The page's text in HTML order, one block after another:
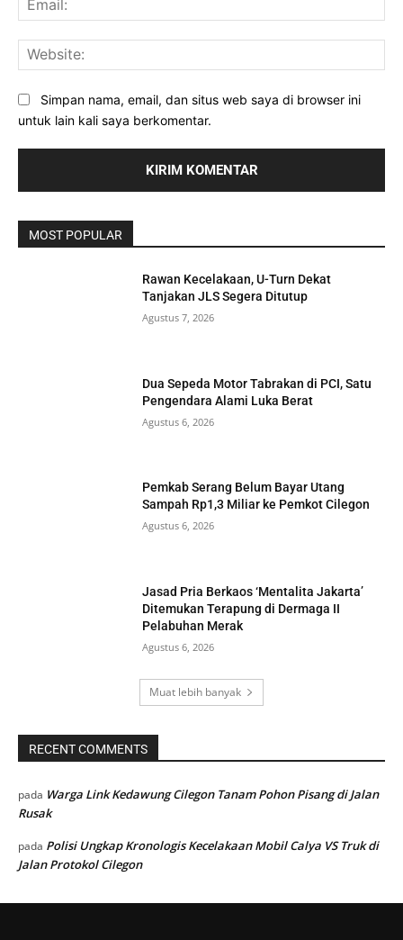
Simpan nama, email, dan situs web saya di browser ini
untuk lain kali saya berkomentar.
MOST POPULAR
Rawan Kecelakaan, U-Turn Dekat
Tanjakan JLS Segera Ditutup
Agustus 7, 2026
Dua Sepeda Motor Tabrakan di PCI, Satu
Pengendara Alami Luka Berat
Agustus 6, 2026
Pemkab Serang Belum Bayar Utang
Sampah Rp1,3 Miliar ke Pemkot Cilegon
Agustus 6, 2026
Jasad Pria Berkaos ‘Mentalita Jakarta’
Ditemukan Terapung di Dermaga II
Pelabuhan Merak
Agustus 6, 2026
Muat lebih banyak
RECENT COMMENTS
pada Warga Link Kedawung Cilegon Tanam Pohon Pisang di Jalan
Rusak
pada Polisi Ungkap Kronologis Kecelakaan Mobil Calya VS Truk di
Jalan Protokol Cilegon